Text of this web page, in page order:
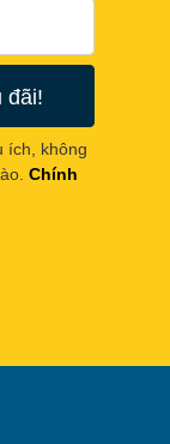
đãi!
ích, không
Chính